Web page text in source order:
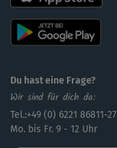
Du hast eine Frage?
Wir sind für dich da:
Tel.:+49 (0) 6221 86811-27
Mo. bis Fr. 9 - 12 Uhr